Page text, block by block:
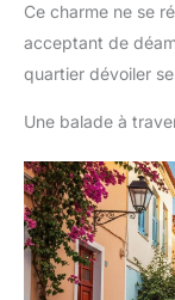
Ce charme ne se
acceptant de
quartier dévoiler
Une balade à